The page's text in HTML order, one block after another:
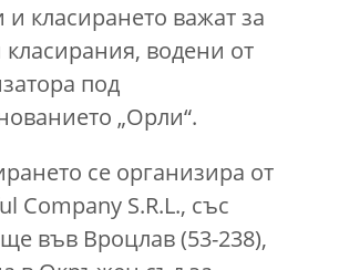
и класирането важат за
класирания, водени от
под
„Орли“.
се организира от
Company S.R.L., със
във Вроцлав (53-238),